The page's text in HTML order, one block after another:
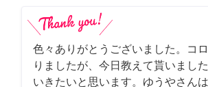
色々ありがとうございました。コ
りましたが、今日教えて貰いまし
いきたいと思います。ゆうやさん